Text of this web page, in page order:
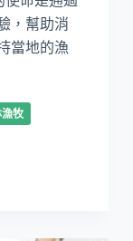
，幫助消
當地的漁
牧